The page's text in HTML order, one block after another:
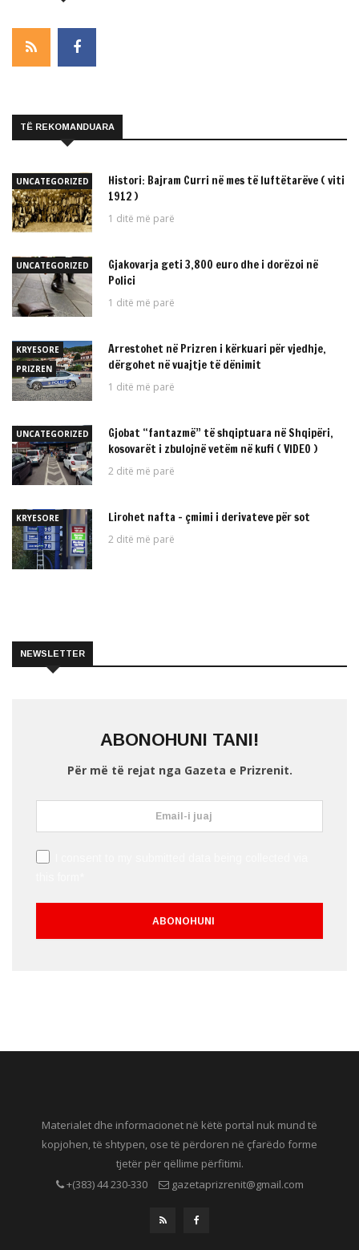
TË REKOMANDUARA
UNCATEGORIZED
Histori: Bajram Curri në mes të luftëtarëve ( viti
1912 )
1 ditë më parë
UNCATEGORIZED
Gjakovarja geti 3,800 euro dhe i dorëzoi në
Polici
1 ditë më parë
KRYESORE
PRIZREN
Arrestohet në Prizren i kërkuari për vjedhje,
dërgohet në vuajtje të dënimit
1 ditë më parë
UNCATEGORIZED
Gjobat “fantazmë” të shqiptuara në Shqipëri,
kosovarët i zbulojnë vetëm në kufi ( VIDEO )
2 ditë më parë
KRYESORE Lirohet nafta – çmimi i derivateve për sot
2 ditë më parë
NEWSLETTER
ABONOHUNI TANI!
Për më të rejat nga Gazeta e Prizrenit.
Materialet dhe informacionet në këtë portal nuk mund të
kopjohen, të shtypen, ose të përdoren në çfarëdo forme
tjetër për qëllime përfitimi.
+(383) 44 230-330
gazetaprizrenit@gmail.com